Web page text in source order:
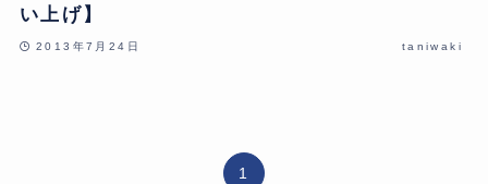
い上げ】
2013年7月24日 taniwaki
1